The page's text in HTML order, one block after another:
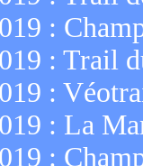
:
: Trail
:
: La
: